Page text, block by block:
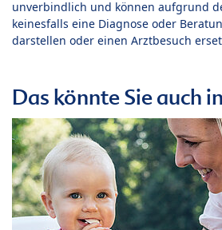
unverbindlich und können aufgrund
keinesfalls eine Diagnose oder
darstellen oder einen Arztbesuch
Das könnte Sie auch